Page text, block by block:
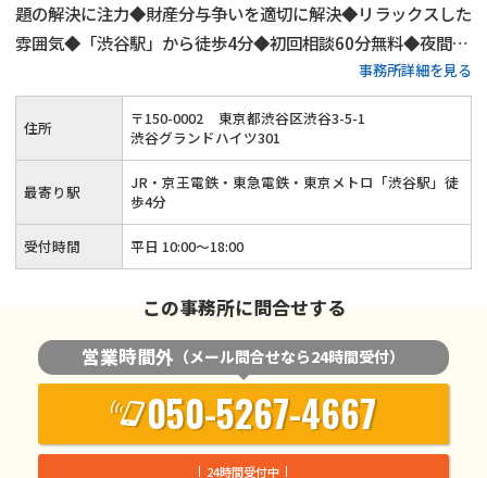
題の解決に注力◆財産分与争いを適切に解決◆リラックスした
雰囲気◆「渋谷駅」から徒歩4分◆初回相談60分無料◆夜間や
土日祝日もご予約によりご対応◆オンライン相談可事務所詳細を見る
住所 〒150-0002
東京都渋谷区渋谷3-5-1
渋谷グランドハイツ301
最寄り駅
JR・京王電鉄・東急電鉄・東京メトロ「渋谷駅」徒
歩4分
受付時間 平日 10:00～18:00
この事務所に問合せする
営業時間外 （メール問合せなら24時間受付）
050-5267-4667
24時間受付中